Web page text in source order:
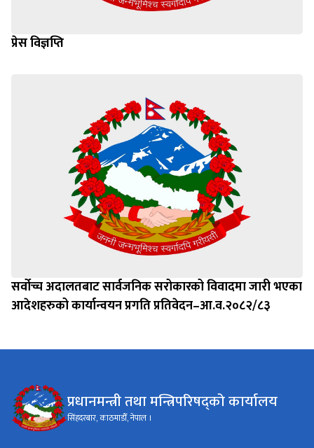
प्रेस विज्ञप्ति
सर्वोच्च अदालतबाट सार्वजनिक सरोकारको विवादमा जारी भएका
आदेशहरुको कार्यान्वयन प्रगति प्रतिवेदन–आ.व.२०८२/८३
प्रधानमन्त्री तथा मन्त्रिपरिषद्को कार्यालय
सिंहदरबार, काठमाडौँ, नेपाल ।